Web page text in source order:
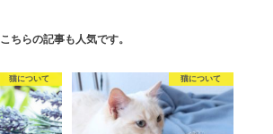
こちらの記事も人気です。
猫について 猫について